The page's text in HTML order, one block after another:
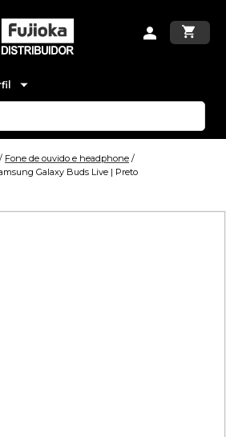
Fone de ouvido e headphone
Galaxy Buds Live | Preto